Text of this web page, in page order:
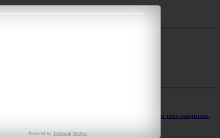
Η απρόσμενη συνάντηση του Γέροντα Παΐσιου με έναν από τους «αόρατους
Powered by Textbook Widget